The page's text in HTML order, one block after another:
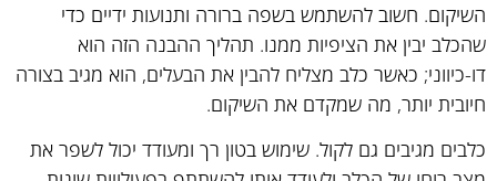
השיקום. חשוב להשתמש בשפה ברורה ותנועות ידיים כדי
שהכלב יבין את הציפיות ממנו. תהליך ההבנה הזה הוא
דו-כיווני; כאשר כלב מצליח להבין את הבעלים, הוא מגיב בצורה
חיובית יותר, מה שמקדם את השיקום.
כלבים מגיבים גם לקול. שימוש בטון רך ומעודד יכול לשפר את